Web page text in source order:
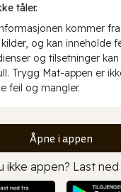
tåler.
kommer
og kan inneholde
og tilsetninger
Trygg Mat-appen er
feil og mangler.
Åpne i appen
ikke appen? Last ned